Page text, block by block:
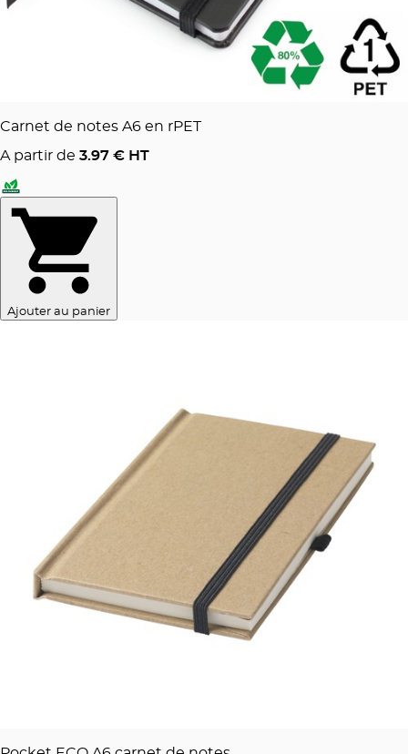
Carnet de notes A6 en rPET
A partir de 3.97 € HT
Ajouter au panier